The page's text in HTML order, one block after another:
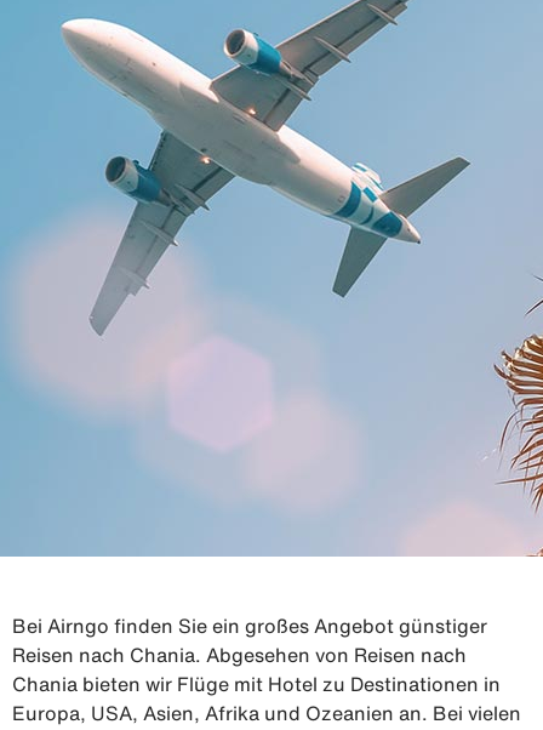
Bei Airngo finden Sie ein großes Angebot günstiger
Reisen nach Chania. Abgesehen von Reisen nach
Chania bieten wir Flüge mit Hotel zu Destinationen in
Europa, USA, Asien, Afrika und Ozeanien an. Bei vielen